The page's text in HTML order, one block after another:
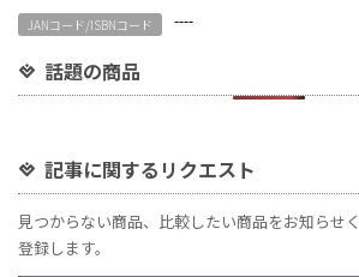
JANコード/ISBNコード ----
話題の商品
記事に関するリクエスト
見つからない商品、比較したい商品をお知らせ
登録します。